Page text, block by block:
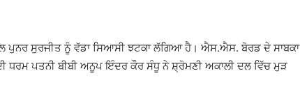
ਪੁਨਰ ਸੁਰਜੀਤ ਨੂੰ ਵੱਡਾ ਸਿਆਸੀ ਝਟਕਾ ਲੱਗਿਆ ਹੈ। ਐਸ.ਐਸ. ਬੋਰਡ ਦੇ ਸਾਬਕਾ
ਧਰਮ ਪਤਨੀ ਬੀਬੀ ਅਨੂਪ ਇੰਦਰ ਕੌਰ ਸੰਧੂ ਨੇ ਸ਼੍ਰੋਮਣੀ ਅਕਾਲੀ ਦਲ ਵਿੱਚ ਮੁੜ